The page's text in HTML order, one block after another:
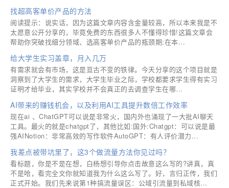
找超高客单价产品的方法
阅读提示：说实话，因为这篇文章内容含金量较高，所以本来我是不
太愿意公开分享的，毕竟免费的东西很多人不懂得珍惜!这篇文章会
帮助你突破找细分领域、选高客单价产品的瓶颈期;在本...
给大学生实习盖章，月入几万
有需求就会有市场，这是亘古不变的铁律。今天分享的这个项目就是
洞察到了大学生的需求，大学生毕业之际，学校都要求学生得有实习
证明才给毕业，其实学校并不会真正的去调查学生在哪...
AI带来的赚钱机会，以及利用AI工具提升数倍工作效率
现在ai 、ChatGPT可以说是非常火，国内外也涌现了一大批AI聊天
工具。最火的就是chatgpt了，其他比如:国外:Chatgpt：可以说是最
强AINotion：非常高效的写作软件AutoGPT：有人评价潜力...
我差点被带坑里了，这3个做流量方法你见过吗？
看标题，你是不是在想，白杨想引导你点击故意这么写的?讲真，真
不是哈，看完全文你就知道我为什么这么写了。好，言归正传，我们
正式开始。我们先来说第1种搞流量误区：公域引流量到私域核...